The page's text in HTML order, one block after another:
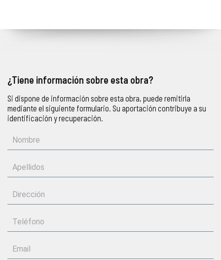
¿Tiene información sobre esta obra?
Si dispone de información sobre esta obra, puede remitirla
mediante el siguiente formulario. Su aportación contribuye a su
identificación y recuperación.